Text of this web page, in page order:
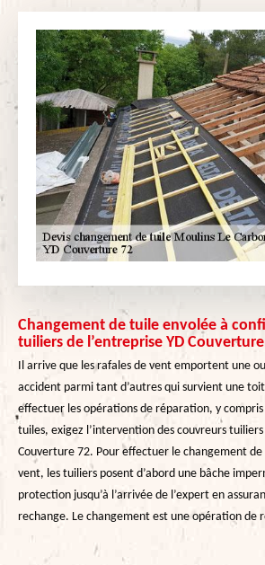
Changement de tuile envolée à
tuiliers de l’entreprise YD
Il arrive que les rafales de vent emportent une
accident parmi tant d’autres qui survient une
effectuer les opérations de réparation, y
tuiles, exigez l’intervention des couvreurs tuiliers
Couverture 72. Pour effectuer le changement
vent, les tuiliers posent d’abord une bâche
protection jusqu’à l’arrivée de l’expert en
rechange. Le changement est une opération de